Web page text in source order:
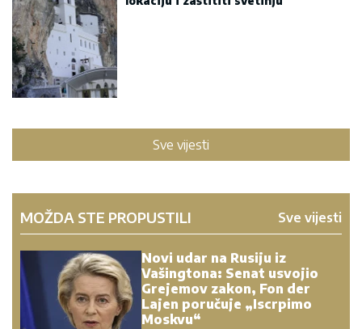
Sve vijesti
MOŽDA STE PROPUSTILI Sve vijesti
Novi udar na Rusiju iz
Vašingtona: Senat usvojio
Grejemov zakon, Fon der
Lajen poručuje „Iscrpimo
Moskvu“